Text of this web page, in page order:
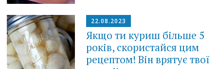
22.08.2023
Якщо ти куриш більше 5
років, скористайся цим
рецептом! Він врятує твої